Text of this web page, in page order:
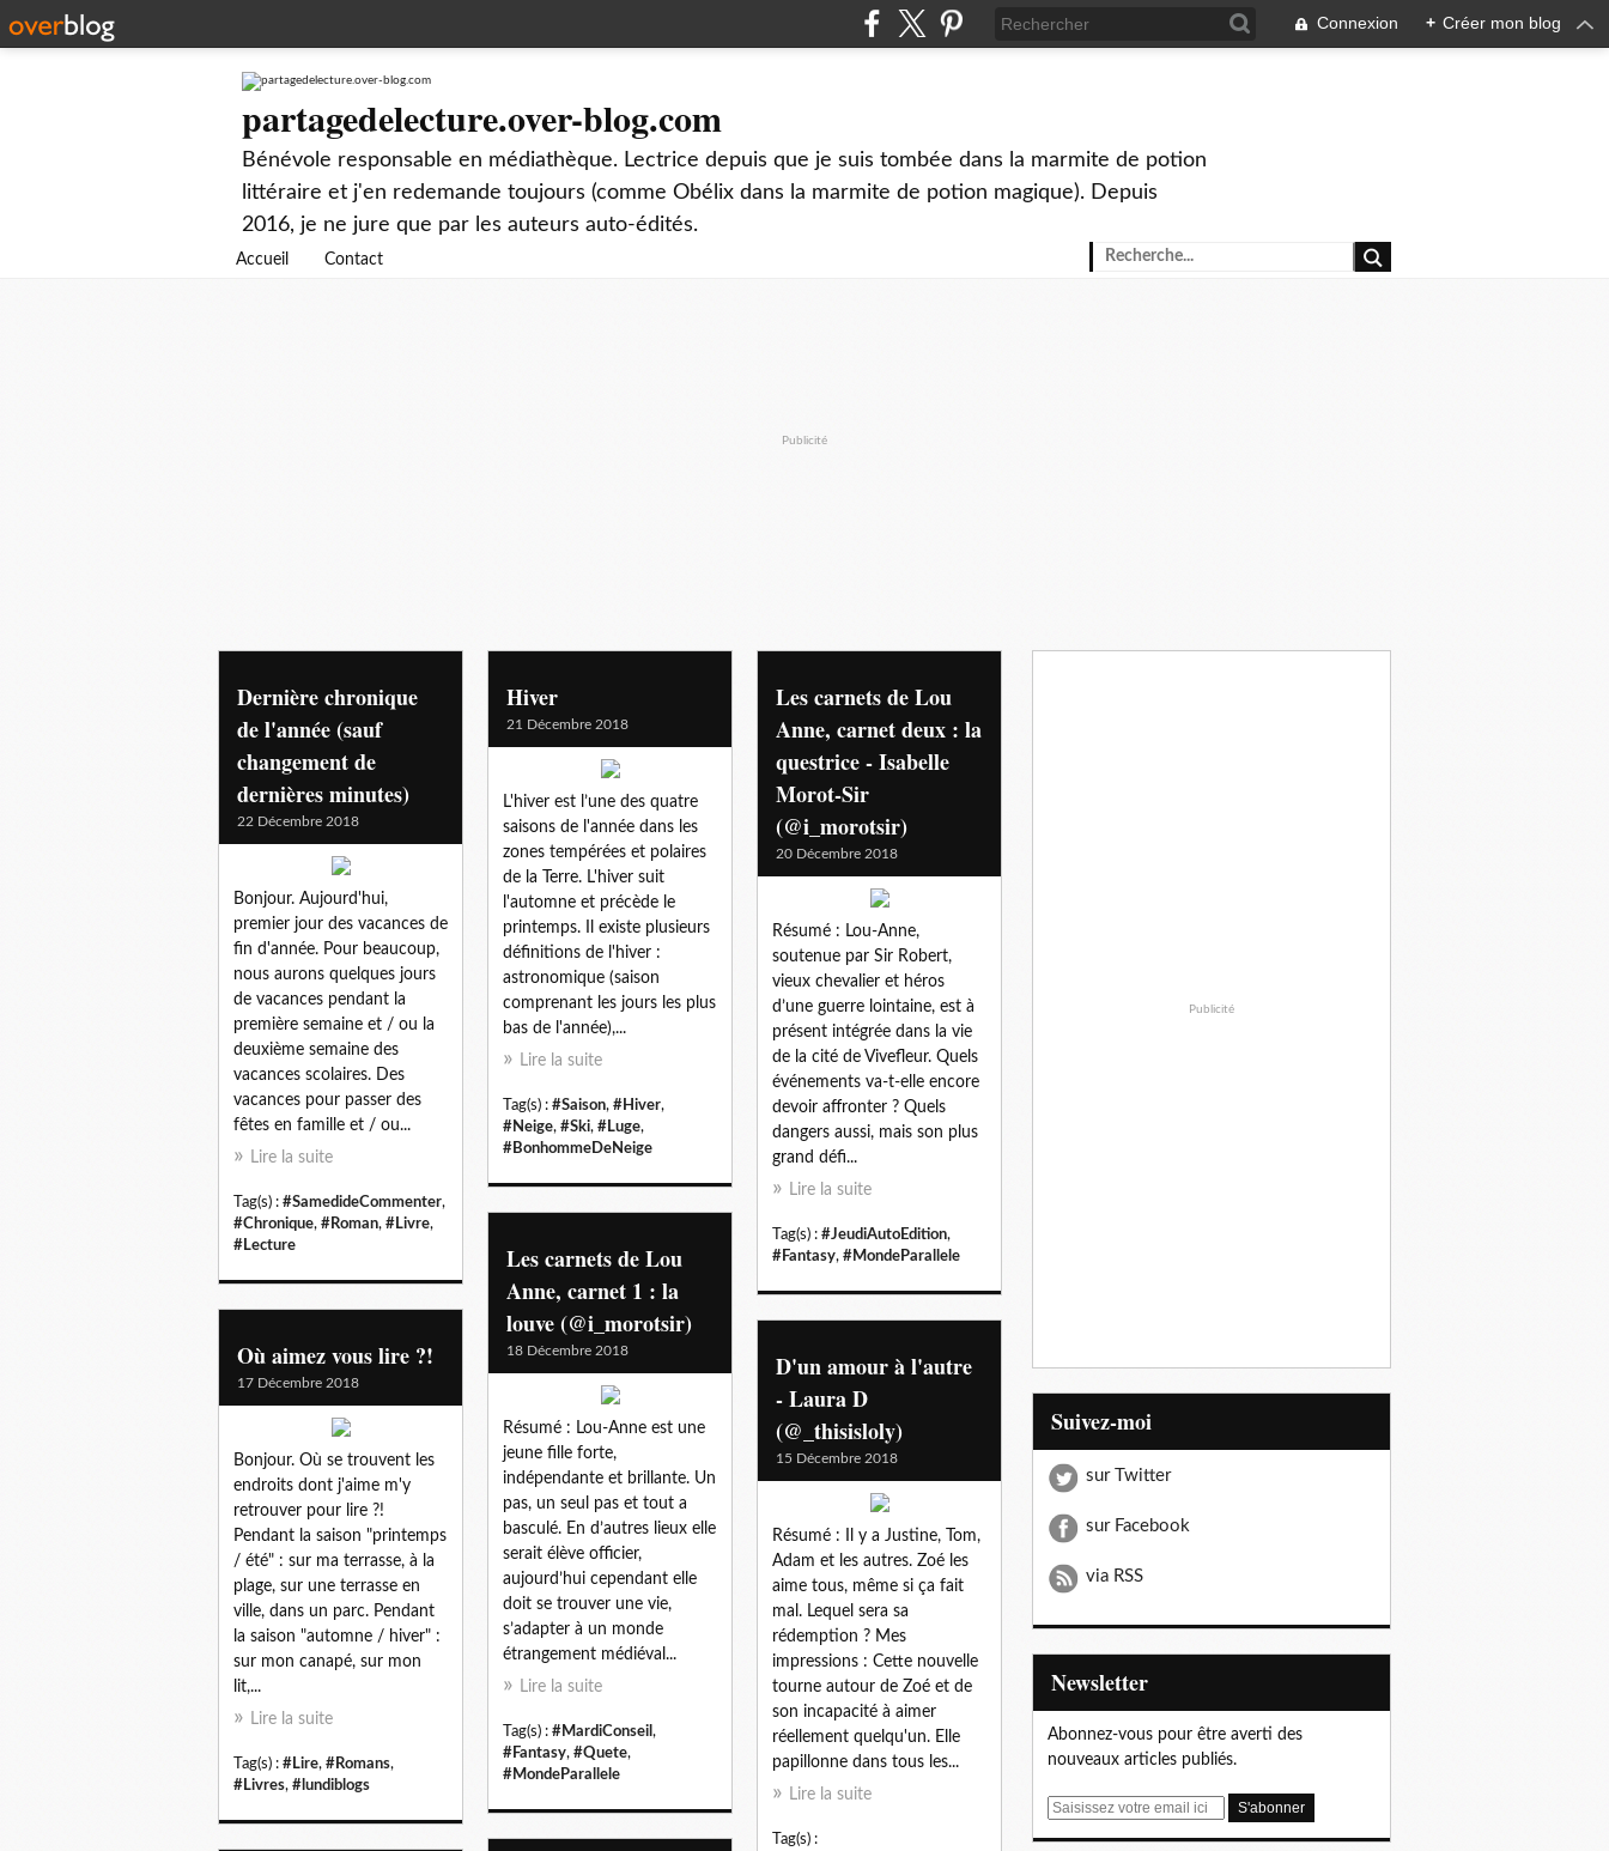
Connexion + Créer mon blog
partagedelecture.over-blog.com
Bénévole responsable en médiathèque. Lectrice depuis que je suis tombée dans la marmite de potion
littéraire et j'en redemande toujours (comme Obélix dans la marmite de potion magique). Depuis
2016, je ne jure que par les auteurs auto-édités.
Accueil Contact
Publicité
Dernière chronique
de l'année (sauf
changement de
dernières minutes)
22 Décembre 2018
Bonjour. Aujourd'hui,
premier jour des vacances de
fin d'année. Pour beaucoup,
nous aurons quelques jours
de vacances pendant la
première semaine et / ou la
deuxième semaine des
vacances scolaires. Des
vacances pour passer des
fêtes en famille et / ou...
Lire la suite
Tag(s) : #SamedideCommenter,
#Chronique, #Roman, #Livre,
#Lecture
Hiver
21 Décembre 2018
L'hiver est l’une des quatre
saisons de l'année dans les
zones tempérées et polaires
de la Terre. L'hiver suit
l'automne et précède le
printemps. Il existe plusieurs
définitions de l'hiver :
astronomique (saison
comprenant les jours les plus
bas de l'année),...
Lire la suite
Tag(s) : #Saison, #Hiver,
#Neige, #Ski, #Luge,
#BonhommeDeNeige
Les carnets de Lou
Anne, carnet deux : la
questrice - Isabelle
Morot-Sir
(@i_morotsir)
20 Décembre 2018
Résumé : Lou-Anne,
soutenue par Sir Robert,
vieux chevalier et héros
d’une guerre lointaine, est à
présent intégrée dans la vie
de la cité de Vivefleur. Quels
événements va-t-elle encore
devoir affronter ? Quels
dangers aussi, mais son plus
grand défi...
Lire la suite
Tag(s) : #JeudiAutoEdition,
#Fantasy, #MondeParallele
Les carnets de Lou
Anne, carnet 1 : la
louve (@i_morotsir)
18 Décembre 2018
Résumé : Lou-Anne est une
jeune fille forte,
indépendante et brillante. Un
pas, un seul pas et tout a
basculé. En d’autres lieux elle
serait élève officier,
aujourd’hui cependant elle
doit se trouver une vie,
s’adapter à un monde
étrangement médiéval...
Lire la suite
Tag(s) : #MardiConseil ,
#Fantasy, #Quete,
#MondeParallele
Où aimez vous lire ?!
17 Décembre 2018
Bonjour. Où se trouvent les
endroits dont j'aime m'y
retrouver pour lire ?!
Pendant la saison "printemps
/ été" : sur ma terrasse, à la
plage, sur une terrasse en
ville, dans un parc. Pendant
la saison "automne / hiver" :
sur mon canapé, sur mon
lit,...
Lire la suite
Tag(s) : #Lire, #Romans,
#Livres, #lundiblogs
D'un amour à l'autre
- Laura D
(@_thisisloly)
15 Décembre 2018
Résumé : Il y a Justine, Tom,
Adam et les autres. Zoé les
aime tous, même si ça fait
mal. Lequel sera sa
rédemption ? Mes
impressions : Cette nouvelle
tourne autour de Zoé et de
son incapacité à aimer
réellement quelqu'un. Elle
papillonne dans tous les...
Lire la suite
Tag(s) :
Publicité
Suivez-moi
sur Twitter
sur Facebook
via RSS
Newsletter
Abonnez-vous pour être averti des
nouveaux articles publiés.
E